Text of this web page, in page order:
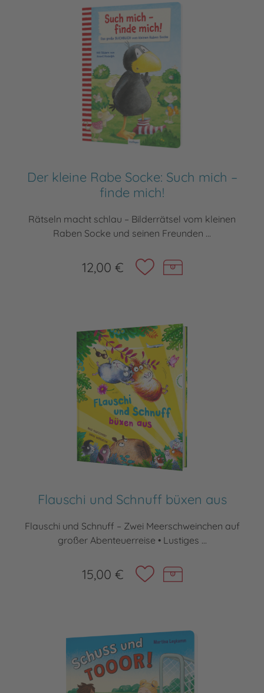
Der kleine Rabe Socke: Such mich –
finde mich!
Rätseln macht schlau – Bilderrätsel vom kleinen
Raben Socke und seinen Freunden ...
12,00 €
Flauschi und Schnuff büxen aus
Flauschi und Schnuff – Zwei Meerschweinchen auf
großer Abenteuerreise • Lustiges ...
15,00 €